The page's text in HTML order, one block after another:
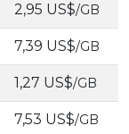
2,95 US$/GB
7,39 US$/GB
1,27 US$/GB
7,53 US$/GB